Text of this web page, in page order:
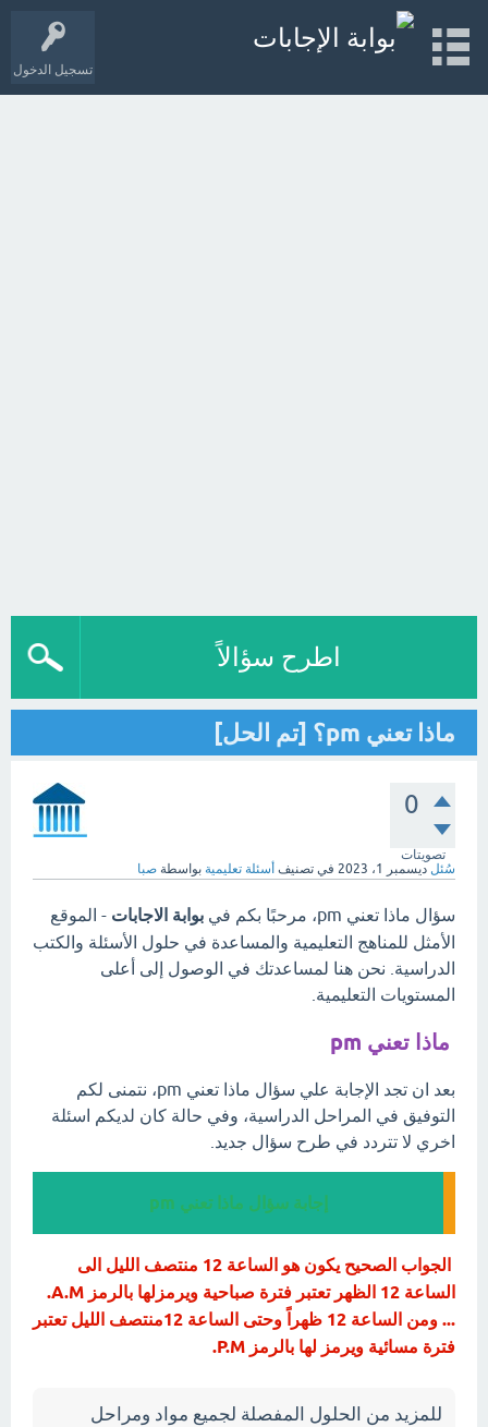
تسجيل الدخول
اطرح سؤالاً
ماذا تعني pm؟ [تم الحل]
0
تصويتات
سُئل ديسمبر 1، 2023 في تصنيف أسئلة تعليمية بواسطة صبا
سؤال ماذا تعني pm، مرحبًا بكم في بوابة الاجابات - الموقع
الأمثل للمناهج التعليمية والمساعدة في حلول الأسئلة والكتب
الدراسية. نحن هنا لمساعدتك في الوصول إلى أعلى
المستويات التعليمية.
ماذا تعني pm
بعد ان تجد الإجابة علي سؤال ماذا تعني pm، نتمنى لكم
التوفيق في المراحل الدراسية، وفي حالة كان لديكم اسئلة
اخري لا تتردد في طرح سؤال جديد.
إجابة سؤال ماذا تعني pm
الجواب الصحيح يكون هو الساعة 12 منتصف الليل الى
الساعة 12 الظهر تعتبر فترة صباحية ويرمزلها بالرمز A.M.
... ومن الساعة 12 ظهراً وحتى الساعة 12منتصف الليل تعتبر
فترة مسائية ويرمز لها بالرمز P.M.
للمزيد من الحلول المفصلة لجميع مواد ومراحل